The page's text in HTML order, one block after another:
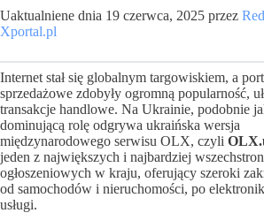
Uaktualniene dnia 19 czerwca, 2025 przez
Xportal.pl
Internet stał się globalnym targowiskiem, a
sprzedażowe zdobyły ogromną popularność,
transakcje handlowe. Na Ukrainie, podobnie
dominującą rolę odgrywa ukraińska wersja
międzynarodowego serwisu OLX, czyli
jeden z największych i najbardziej
ogłoszeniowych w kraju, oferujący szeroki
od samochodów i nieruchomości, po
usługi.